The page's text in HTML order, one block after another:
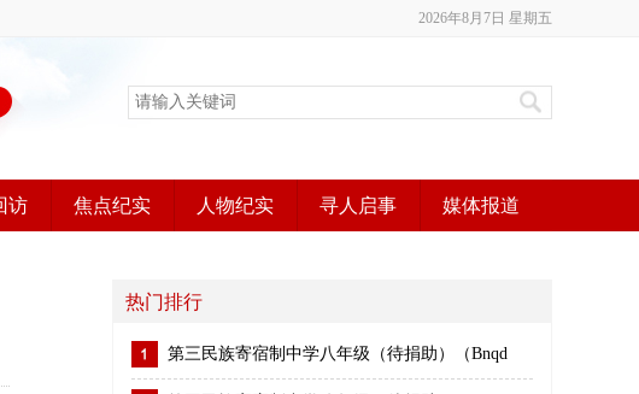
2026年8月7日 星期五
访 焦点纪实 人物纪实 寻人启事 媒体报道
热门排行
第三民族寄宿制中学八年级（待捐助）（Bnqd